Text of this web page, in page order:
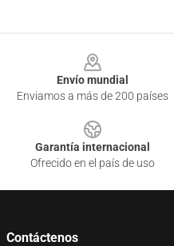
Envío mundial
Enviamos a más de 200 países
Garantía internacional
Ofrecido en el país de uso
Contáctenos